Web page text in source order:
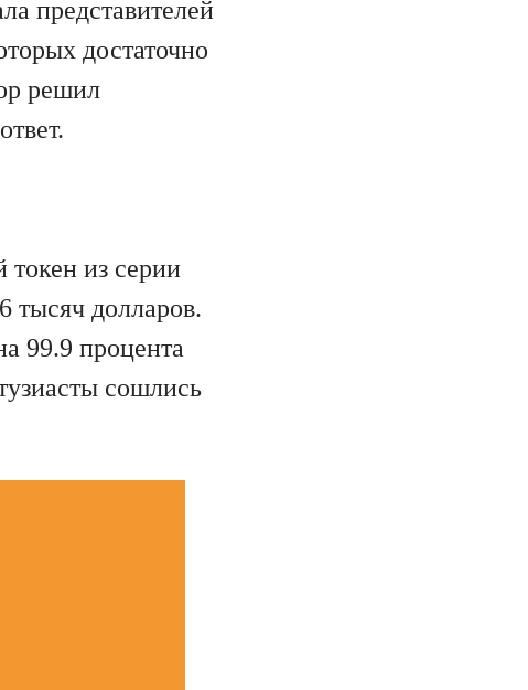
представителей
достаточно
решил
из серии
тысяч долларов.
99.9 процента
сошлись